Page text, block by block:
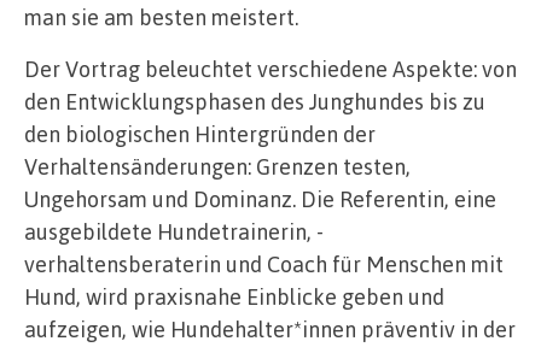
man sie am besten meistert.
Der Vortrag beleuchtet verschiedene Aspekte: von
den Entwicklungsphasen des Junghundes bis zu
den biologischen Hintergründen der
Verhaltensänderungen: Grenzen testen,
Ungehorsam und Dominanz. Die Referentin, eine
ausgebildete Hundetrainerin, -
verhaltensberaterin und Coach für Menschen mit
Hund, wird praxisnahe Einblicke geben und
aufzeigen, wie Hundehalter*innen präventiv in der